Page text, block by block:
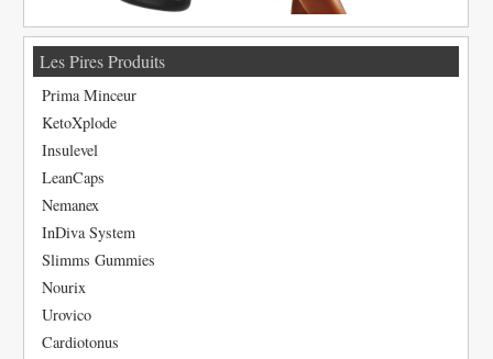
Les Pires Produits
Prima Minceur
KetoXplode
Insulevel
LeanCaps
Nemanex
InDiva System
Slimms Gummies
Nourix
Urovico
Cardiotonus